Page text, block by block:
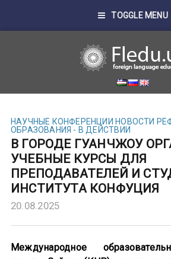
TOGGLE MENU
НАУЧНЫЕ КОНФЕРЕНЦИИ НОВОСТИ
ОБРАЗОВАНИЯ - В ДЕЙСТВИИ
В ГОРОДЕ ГУАНЧЖОУ
УЧЕБНЫЕ КУРСЫ ДЛЯ
ПРЕПОДАВАТЕЛЕЙ И
ИНСТИТУТА КОНФУЦИЯ
20.08.2025
Международное